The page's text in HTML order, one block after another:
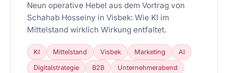
Neun operative Hebel aus dem Vortrag von
Schahab Hosseiny in Visbek: Wie KI im
Mittelstand wirklich Wirkung entfaltet.
KI Mittelstand Visbek Marketing AI
Digitalstrategie B2B Unternehmerabend